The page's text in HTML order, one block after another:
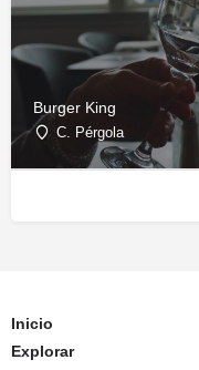
Burger King
C. Pérgola
Inicio
Explorar